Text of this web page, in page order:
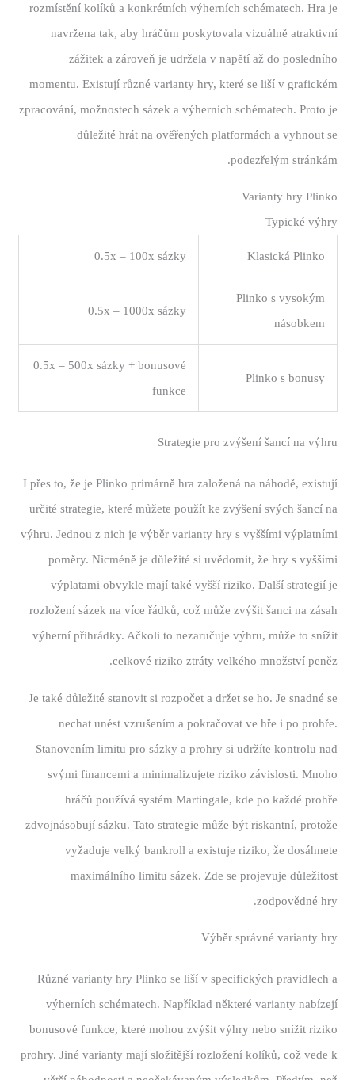
rozmístění kolíků a konkrétních výherních schématech. Hra je
navržena tak, aby hráčům poskytovala vizuálně atraktivní
zážitek a zároveň je udržela v napětí až do posledního
momentu. Existují různé varianty hry, které se liší v grafickém
zpracování, možnostech sázek a výherních schématech. Proto je
důležité hrát na ověřených platformách a vyhnout se
podezřelým stránkám.
Varianty hry Plinko
Typické výhry
Klasická Plinko
0.5x – 100x sázky
Plinko s vysokým
násobkem
0.5x – 1000x sázky
Plinko s bonusy
0.5x – 500x sázky + bonusové
funkce
Strategie pro zvýšení šancí na výhru
I přes to, že je Plinko primárně hra založená na náhodě, existují
určité strategie, které můžete použít ke zvýšení svých šancí na
výhru. Jednou z nich je výběr varianty hry s vyššími výplatními
poměry. Nicméně je důležité si uvědomit, že hry s vyššími
výplatami obvykle mají také vyšší riziko. Další strategií je
rozložení sázek na více řádků, což může zvýšit šanci na zásah
výherní přihrádky. Ačkoli to nezaručuje výhru, může to snížit
celkové riziko ztráty velkého množství peněz.
Je také důležité stanovit si rozpočet a držet se ho. Je snadné se
nechat unést vzrušením a pokračovat ve hře i po prohře.
Stanovením limitu pro sázky a prohry si udržíte kontrolu nad
svými financemi a minimalizujete riziko závislosti. Mnoho
hráčů používá systém Martingale, kde po každé prohře
zdvojnásobují sázku. Tato strategie může být riskantní, protože
vyžaduje velký bankroll a existuje riziko, že dosáhnete
maximálního limitu sázek. Zde se projevuje důležitost
zodpovědné hry.
Výběr správné varianty hry
Různé varianty hry Plinko se liší v specifických pravidlech a
výherních schématech. Například některé varianty nabízejí
bonusové funkce, které mohou zvýšit výhry nebo snížit riziko
prohry. Jiné varianty mají složitější rozložení kolíků, což vede k